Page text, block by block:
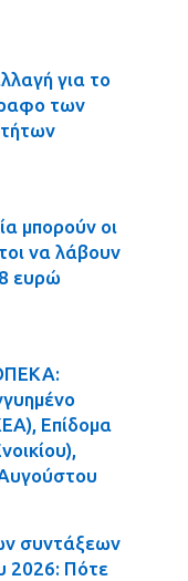
για το
των
μπορούν οι
να λάβουν
ευρώ
Επίδομα
συντάξεων
2026: Πότε